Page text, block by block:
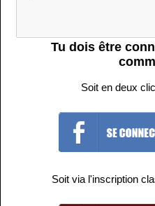
Tu dois être
Soit en deux
Soit via l'inscription